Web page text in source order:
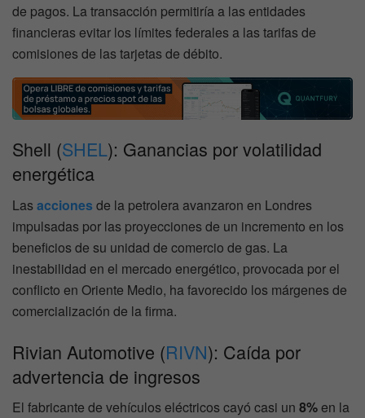
de pagos. La transacción permitiría a las entidades
financieras evitar los límites federales a las tarifas de
comisiones de las tarjetas de débito.
Shell (SHEL): Ganancias por volatilidad
energética
Lasacciones de la petrolera avanzaron en Londres
impulsadas por las proyecciones de un incremento en los
beneficios de su unidad de comercio de gas. La
inestabilidad en el mercado energético, provocada por el
conflicto en Oriente Medio, ha favorecido los márgenes de
comercialización de la firma.
Rivian Automotive (RIVN): Caída por
advertencia de ingresos
El fabricante de vehículos eléctricos cayó casi un 8%en la